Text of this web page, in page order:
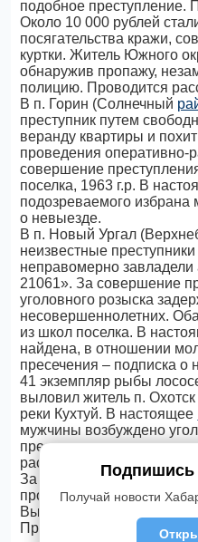
подобное преступление.
Около 10 000 рублей
посягательства кражи,
куртки. Житель Южного
обнаружив пропажу,
полицию. Проводится
В п. Горин (Солнечный
преступник путем
веранду квартиры и
проведения оперативно-
совершение
поселка, 1963 г.р. В
подозреваемого избрана
о невыезде.
В п. Новый Ургал
неизвестные
неправомерно
21061». За совершение
уголовного розыска
несовершеннолетних.
из школ поселка. В
найдена, в отношении
пресечения – подписка о
41 экземпляр рыбы
выловил житель п.
реки Кухтуй. В настоящее
мужчины возбуждено
пресечения - подписка о
расследование.
За прошедшие сутки
проверено 580 единиц
Выявлено 2483
Пресс-служба УМВД
Подпишись
Получай новости